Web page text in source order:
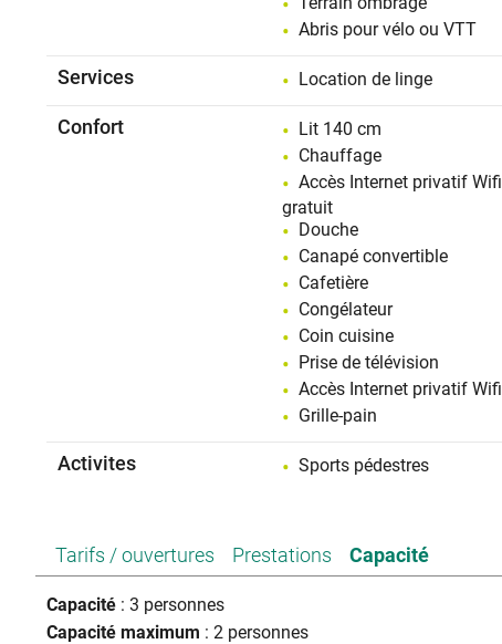
Abris pour vélo ou VTT
Services Location de linge
Confort Lit 140 cm
Chauffage
Accès Internet privatif Wifi
gratuit
Douche
Canapé convertible
Cafetière
Congélateur
Coin cuisine
Prise de télévision
Accès Internet privatif Wifi
Grille-pain
Activites Sports pédestres
Tarifs / ouvertures Prestations Capacité
Capacité : 3 personnes
Capacité maximum : 2 personnes